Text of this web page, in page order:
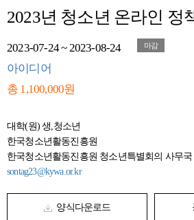
2023년 청소년 온라인 정
2023-07-24 ~ 2023-08-24 마감
아이디어
총 1,100,000원
대학(원) 생,청소년
한국청소년활동진흥원
한국청소년활동진흥원 청소년특별회의 사무국
sontag23@kywa.or.kr
양식다운로드